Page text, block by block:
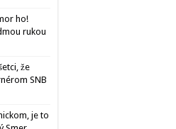
ho!
rukou
že
SNB
je to